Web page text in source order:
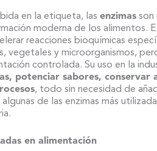
en la etiqueta, las enzimasson
moderna de los alimentos.
reacciones bioquímicas
vegetales y microorganismos,
controlada. Su uso en la
potenciar sabores, conservar
, todo sin necesidad de
de las enzimas más
en alimentación